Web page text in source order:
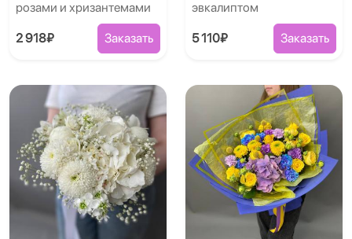
розами и хризантемами
2 918₽ Заказать
эвкалиптом
5 110₽ Заказать